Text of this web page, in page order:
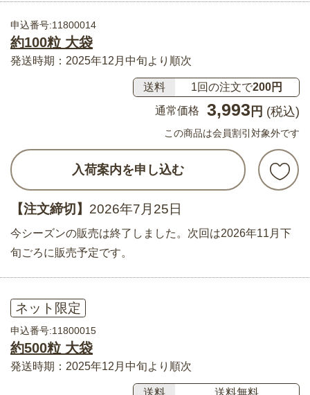
申込番号:11800014
約100粒 大袋
発送時期：2025年12月中旬より順次
送料 1回の注文で200円
通常価格
3,993 円 (税込)
この商品は会員割引対象外です
入荷案内を申し込む
【注文締切】 2026年7月25日
今シーズンの販売は終了しました。次回は2026年11月下
旬ごろに販売予定です。
ネット限定
申込番号:11800015
約500粒 大袋
発送時期：2025年12月中旬より順次